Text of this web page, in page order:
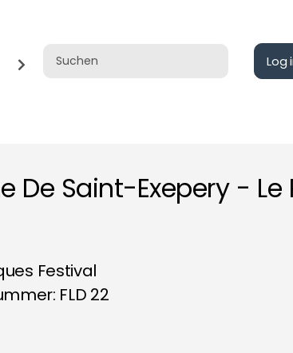
Log
Ankauf
De Saint-Exepery - Le
Festival
FLD 22